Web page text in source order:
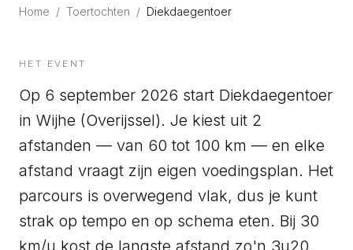
Home / Toertochten / Diekdaegentoer
HET EVENT
Op 6 september 2026 start Diekdaegentoer
in Wijhe (Overijssel). Je kiest uit 2
afstanden — van 60 tot 100 km — en elke
afstand vraagt zijn eigen voedingsplan. Het
parcours is overwegend vlak, dus je kunt
strak op tempo en op schema eten. Bij 30
km/u kost de langste afstand zo'n 3u20.